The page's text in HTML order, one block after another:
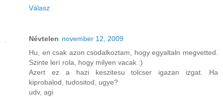
Válasz
Névtelen november 12, 2009
Hu, en csak azon csodalkoztam, hogy egyaltaln megvetted.
Szinte lerí rola, hogy milyen vacak :)
Azert ez a hazi keszitesu tolcser igazan izgat. Ha
kiprobalod, tudositod, ugye?
udv, agi